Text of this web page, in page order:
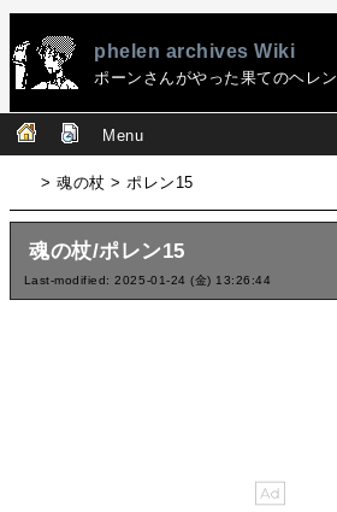
phelen archives Wiki
ポーンさんがやった果てのヘレン
Menu
> 魂の杖 > ポレン15
魂の杖/ポレン15
Last-modified: 2025-01-24 (金) 13:26:44